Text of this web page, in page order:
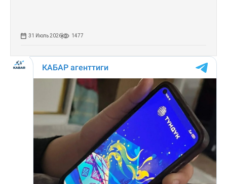
31 Июль 2026 1477